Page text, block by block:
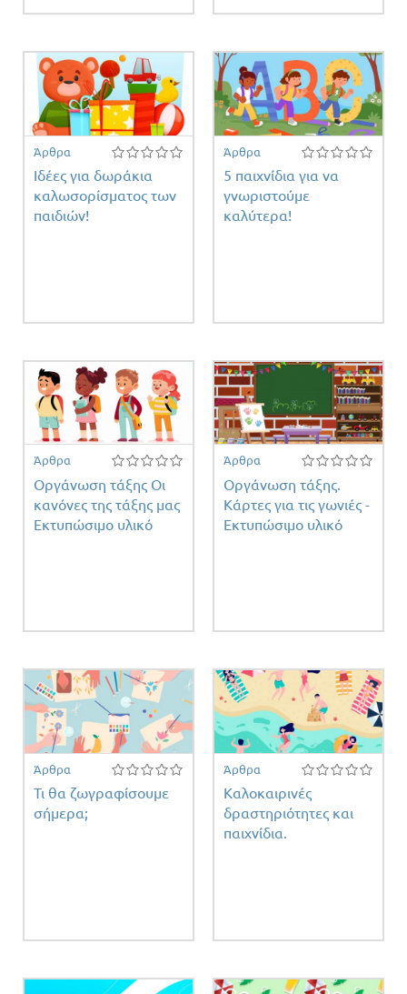
Άρθρα
Ιδέες για δωράκια
καλωσορίσματος των
παιδιών!
Άρθρα
5 παιχνίδια για να
γνωριστούμε
καλύτερα!
Άρθρα
Οργάνωση τάξης Οι
κανόνες της τάξης μας
Εκτυπώσιμο υλικό
Άρθρα
Οργάνωση τάξης.
Κάρτες για τις γωνιές -
Εκτυπώσιμο υλικό
Άρθρα
Τι θα ζωγραφίσουμε
σήμερα;
Άρθρα
Καλοκαιρινές
δραστηριότητες και
παιχνίδια.